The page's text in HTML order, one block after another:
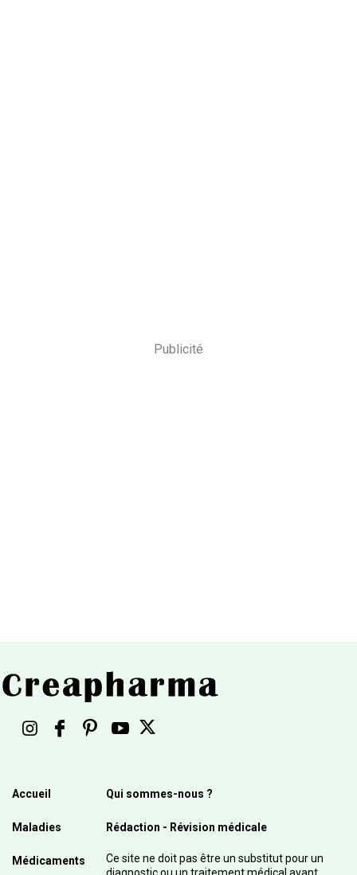
Publicité
Accueil
Maladies
Médicaments
Qui sommes-nous ?
Rédaction - Révision médicale
Ce site ne doit pas être un substitut pour un